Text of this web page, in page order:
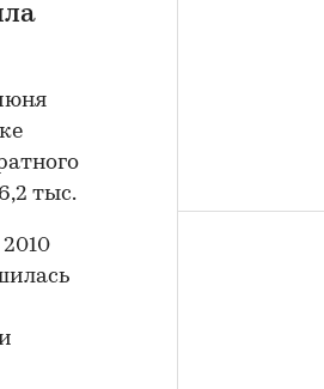
тыс.